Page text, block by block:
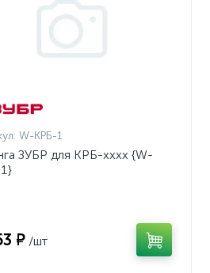
W-КРБ-1
ЗУБР для КРБ-хххх {W-
₽ /шт